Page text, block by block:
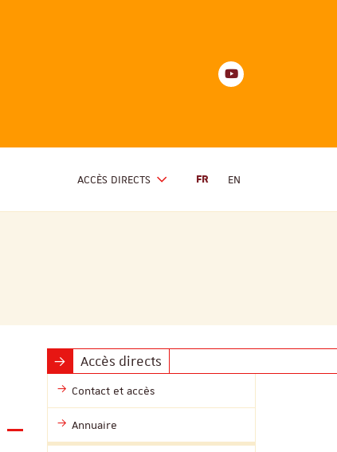
Youtube
ACCÈS DIRECTS FR EN
Accès directs
Contact et accès
Annuaire